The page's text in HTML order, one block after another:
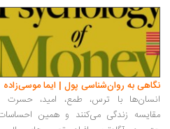
نگاهی به روان‌شناسی پول | ایما موسی‌زاده
انسان‌ها با ترس، طمع، امید، حسرت
مقایسه زندگی می‌کنند و همین